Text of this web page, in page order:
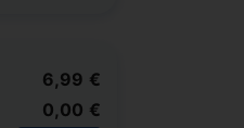
6,99 €
0,00 €